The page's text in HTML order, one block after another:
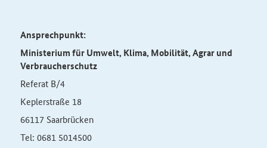
Ansprechpunkt:
Ministerium fürUmwelt, Klima, Mobilität, Agrar und
Verbraucherschutz
Referat B/4
Keplerstraße 18
66117 Saarbrücken
Tel: 0681 5014500